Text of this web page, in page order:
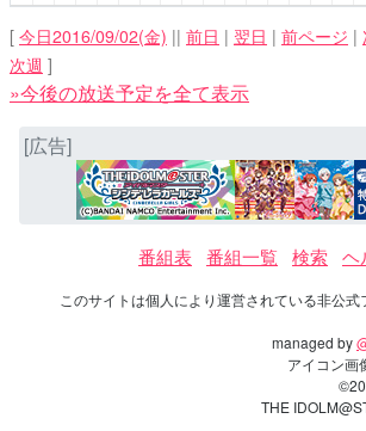
[ 今日2016/09/02(金) || 前日 | 翌日 | 前ページ |
次週 ]
»今後の放送予定を全て表示
[広告]
番組表 番組一覧 検索 ヘ
このサイトは個人により運営されている非公式
managed by
アイコン画
THE